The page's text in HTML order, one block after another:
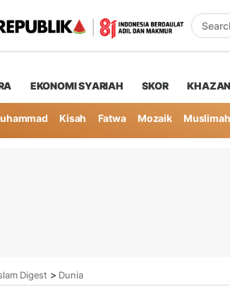
EKONOMI SYARIAH SKOR
Kisah Fatwa Mozaik Muslimah
Digest > Dunia